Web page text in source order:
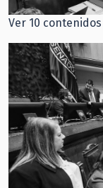
Ver 10 contenidos